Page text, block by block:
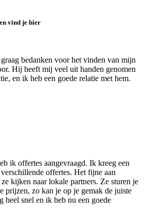
vind je hier
bedanken voor het vinden van mijn
Hij heeft mij veel uit handen genomen
en ik heb een goede relatie met hem.
ik offertes aangevraagd. Ik kreeg een
offertes. Het fijne aan
kijken naar lokale partners. Ze sturen je
prijzen, zo kan je op je gemak de juiste
heel snel en ik heb nu een goede